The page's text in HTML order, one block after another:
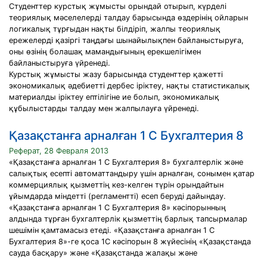
Студенттер курстық жұмысты орындай отырып, күрделі
теориялық мәселелерді талдау барысында өздерінің ойларын
логикалық тұрғыдан нақты білдіріп, жалпы теориялық
ережелерді қазіргі таңдағы шынайылықпен байланыстыруға,
оны өзінің болашақ мамандығының ерекшелігімен
байланыстыруға үйренеді.
Курстық жұмысты жазу барысында студенттер қажетті
экономикалық әдебиетті дербес іріктеу, нақты статистикалық
материалды іріктеу ептілігіне ие болып, экономикалық
құбылыстарды талдау мен жалпылауға үйренеді.
Қазақстанға арналған 1 С Бухгалтерия 8
Реферат, 28 Февраля 2013
«Қазақстанға арналған 1 С Бухгалтерия 8» бухгалтерлік және
салықтық есепті автоматтандыру үшін арналған, сонымен қатар
коммерциялық қызметтің кез-келген түрін орындайтын
ұйымдарда міндетті (регламентті) есеп беруді дайындау.
«Қазақстанға арналған 1 С Бухгалтерия 8» кәсіпорынның
алдында тұрған бухгалтерлік қызметтің барлық тапсырмалар
шешімін қамтамасыз етеді. «Қазақстанға арналған 1 С
Бухгалтерия 8»-ге қоса 1С кәсіпорын 8 жүйесінің «Қазақстанда
сауда басқару» және «Қазақстанда жалақы және